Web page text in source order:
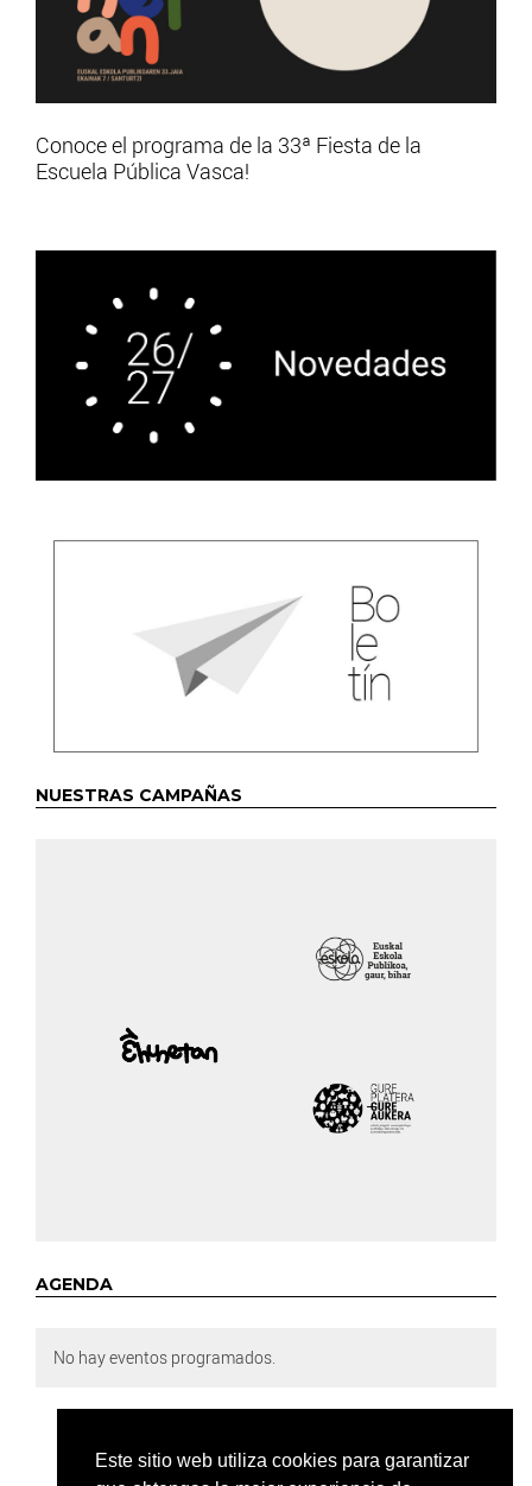
Este sitio web utiliza cookies para garantizar
Conoce el programa de la 33ª Fiesta de la
Escuela Pública Vasca!
NUESTRAS CAMPAÑAS
AGENDA
No hay eventos programados.